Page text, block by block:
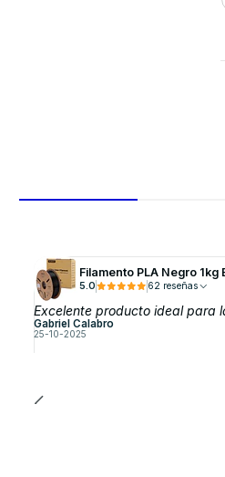
Filamento PLA Negro 1kg
5.0 62 reseñas
Excelente producto ideal para
Gabriel Calabro
25-10-2025